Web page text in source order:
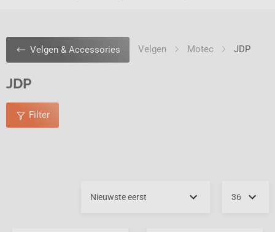
Velgen & Accessories Velgen Motec JDP
JDP
Filter